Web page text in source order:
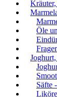
Öle
Säfte